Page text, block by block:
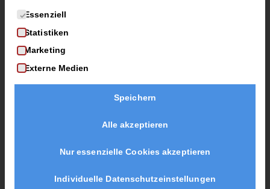
Foxtrott (Figuren-Snacks 1)
Es folgt eine Liste der Service-Gruppen, für die eine
Essenziell
Statistiken
Marketing
Externe Medien
Speichern
Alle akzeptieren
Nur essenzielle Cookies akzeptieren
Individuelle Datenschutzeinstellungen